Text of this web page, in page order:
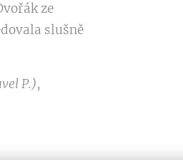
ze
slušně
P.),